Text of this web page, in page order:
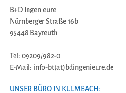
B+D Ingenieure
Nürnberger Straße 16b
95448 Bayreuth
Tel: 09209/982-0
E-Mail: info-bt(at)bdingenieure.de
UNSER BÜRO IN KULMBACH: